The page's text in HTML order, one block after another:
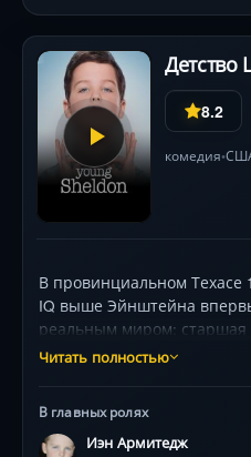
Детство
8.2
комедия•
В провинциальном Техасе
IQ выше Эйнштейна
реальным миром: старшая
понимают, соседи-
(Лэнс Барбер) ищет точки
«инопланетным» сыном, а
Читать полностью
В главных ролях
Иэн Армитедж